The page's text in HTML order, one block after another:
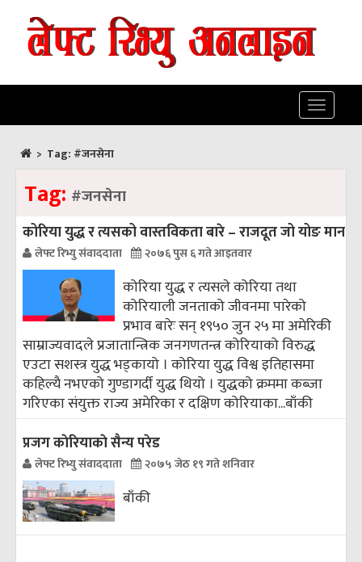
Toggle
> Tag: #जनसेना
Tag: #जनसेना
कोरिया युद्ध र त्यसको वास्तविकता बारे – राजदूत जो योङ मान
लेफ्ट रिभ्यु संवाददाता २०७६ पुस ६ गते आइतवार
कोरिया युद्ध र त्यसले कोरिया तथा
कोरियाली जनताको जीवनमा पारेको
प्रभाव बारेः सन् १९५० जुन २५ मा अमेरिकी
साम्राज्यवादले प्रजातान्त्रिक जनगणतन्त्र कोरियाको विरुद्ध
एउटा सशस्त्र युद्ध भड्कायो । कोरिया युद्ध विश्व इतिहासमा
कहिल्यै नभएको गुण्डागर्दी युद्ध थियो । युद्धको क्रममा कब्जा
गरिएका संयुक्त राज्य अमेरिका र दक्षिण कोरियाका...बाँकी
प्रजग काेरियाकाे सैन्य परेड
लेफ्ट रिभ्यु संवाददाता २०७५ जेठ १९ गते शनिवार
बाँकी